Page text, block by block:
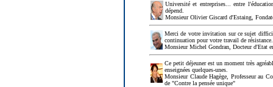
Université et entreprises... entre
dépend.
Monsieur Olivier Giscard d'Estaing,
Merci de votre invitation sur ce sujet
continuation pour votre travail de
Monsieur Michel Gondran, Docteur d'Etat
Ce petit déjeuner est un moment très
enseignées quelques-unes.
Monsieur Claude Hagège, Professeur au
de "Contre la pensée unique"